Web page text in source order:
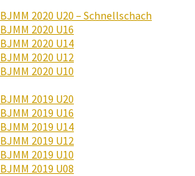
BJMM 2020 U20 – Schnellschach
BJMM 2020 U16
BJMM 2020 U14
BJMM 2020 U12
BJMM 2020 U10
BJMM 2019 U20
BJMM 2019 U16
BJMM 2019 U14
BJMM 2019 U12
BJMM 2019 U10
BJMM 2019 U08